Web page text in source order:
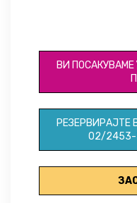
ВИ
02/2453-